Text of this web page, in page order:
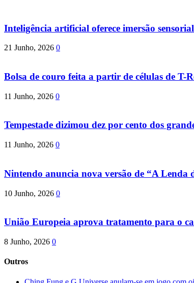
Inteligência artificial oferece imersão
21 Junho, 2026 0
Bolsa de couro feita a partir de células de T-
11 Junho, 2026 0
Tempestade dizimou dez por cento dos
11 Junho, 2026 0
Nintendo anuncia nova versão de “A Lenda
10 Junho, 2026 0
União Europeia aprova tratamento para o
8 Junho, 2026 0
Outros